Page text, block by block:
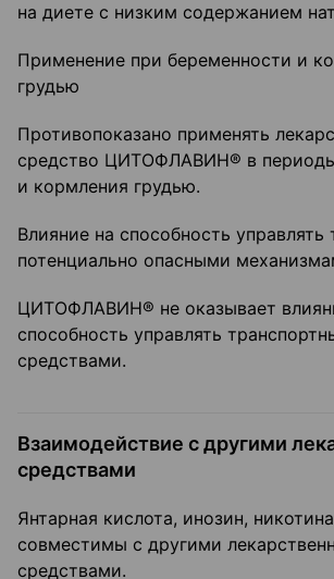
на диете с низким содержанием
Применение при беременности и
грудью
Противопоказано применять
средство ЦИТОФЛАВИН® в
и кормления грудью.
Влияние на способность управлять
потенциально опасными
ЦИТОФЛАВИН® не оказывает
способность управлять
средствами.
Взаимодействие с другими
средствами
Янтарная кислота, инозин,
совместимы с другими
средствами.